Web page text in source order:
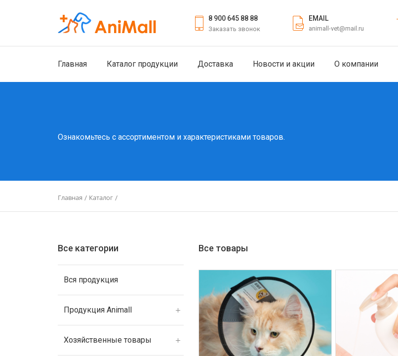
8 900 645 88 88
Заказать звонок
EMAIL
animall-vet@mail.ru
Главная Каталог продукции Доставка Новости и акции О компании
Ознакомьтесь с ассортиментом и характеристиками товаров.
Главная / Каталог /
Все категории
Вся продукция
Продукция Animall
Хозяйственные товары
Все товары